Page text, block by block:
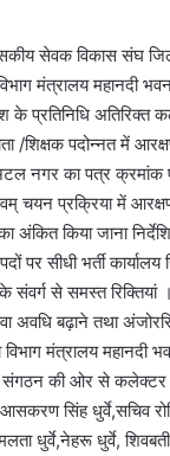
सेवक विकास संघ
मंत्रालय महानदी
प्रतिनिधि अतिरिक्त
/शिक्षक पदोन्नत
अटल नगर का पत्र
चयन प्रक्रिया में
किया जाना
पर सीधी भर्ती
से समस्त रिक्तियां
अवधि बढ़ाने तथा
विभाग मंत्रालय
की ओर से कलेक्टर तथा
सिंह धुर्वे,सचिव
धुर्वे,नेहरू धुर्वे,